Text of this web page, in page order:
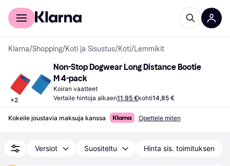
Kuluttajille
Klarna/Shopping/Koti ja Sisustus/Koti/Lemmikit
+2
Non-Stop Dogwear Long Distance Bootie
M 4-pack
Koiran vaatteet
Vertaile hintoja alkaen11,95 €kohti14,85 €
Kokeile joustavia maksuja kanssa Opettele miten
Versiot Suositeltu Hinta sis. toimituksen